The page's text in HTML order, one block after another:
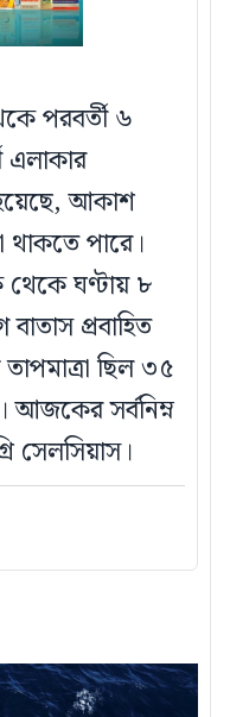
পরবর্তী ৬
এলাকার
আকাশ
থাকতে পারে।
থেকে ঘণ্টায় ৮
প্রবাহিত
ছিল ৩৫
আজকের সর্বনিম্ন
সেলসিয়াস।